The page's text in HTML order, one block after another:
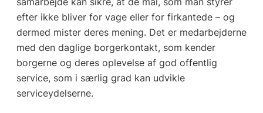
efter ikke bliver for vage eller for firkantede – og
dermed mister deres mening. Det er medarbejderne
med den daglige borgerkontakt, som kender
borgerne og deres oplevelse af god offentlig
service, som i særlig grad kan udvikle
serviceydelserne.